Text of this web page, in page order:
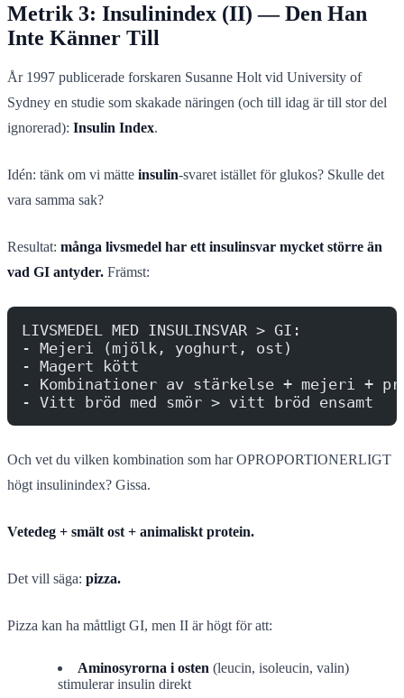
Metrik 3: Insulinindex (II) — Den Han
Inte Känner Till
År 1997 publicerade forskaren Susanne Holt vid University of
Sydney en studie som skakade näringen (och till idag är till stor del
ignorerad): Insulin Index.
Idén: tänk om vi mätte insulin-svaret istället för glukos? Skulle det
vara samma sak?
Resultat: många livsmedel har ett insulinsvar mycket större än
vad GI antyder. Främst:
LIVSMEDEL MED INSULINSVAR > GI:
- Mejeri (mjölk, yoghurt, ost)
- Magert kött
- Kombinationer av stärkelse + mejeri +
- Vitt bröd med smör > vitt bröd ensamt
Och vet du vilken kombination som har OPROPORTIONERLIGT
högt insulinindex? Gissa.
Vetedeg + smält ost + animaliskt protein.
Det vill säga: pizza.
Pizza kan ha måttligt GI, men II är högt för att:
Aminosyrorna i osten (leucin, isoleucin, valin)
stimulerar insulin direkt